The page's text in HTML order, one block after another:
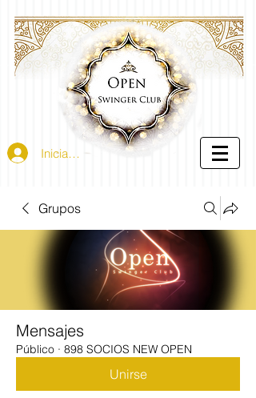
Iniciar sesión
Grupos
Mensajes
Público · 898 SOCIOS NEW OPEN
Unirse